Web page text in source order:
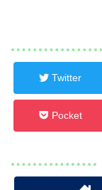
Twitter
Pocket